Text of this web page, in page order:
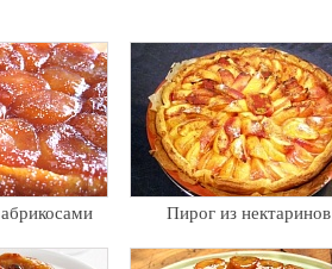
Пирог из нектаринов